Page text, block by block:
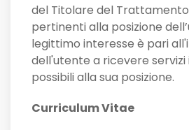
del Titolare del
pertinenti alla posizione
legittimo interesse è pari
dell'utente a ricevere
possibili alla sua posizione.
Curriculum Vitae